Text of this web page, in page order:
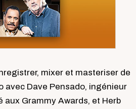
mixer et masteriser de
avec Dave Pensado, ingénieur
aux Grammy Awards, et Herb